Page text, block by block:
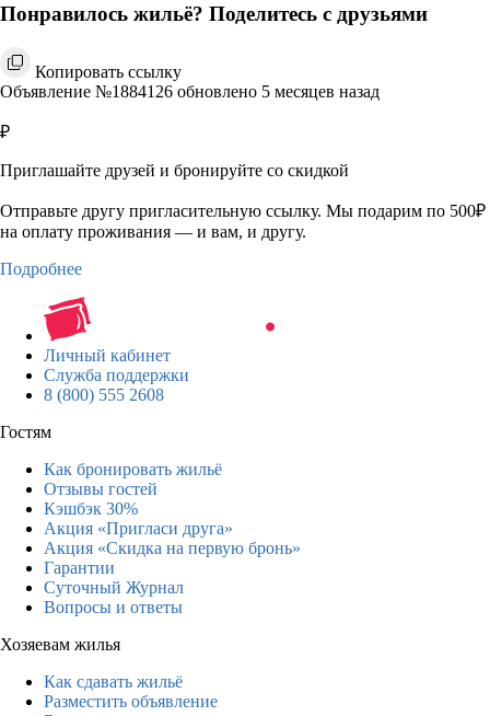
Понравилось жильё? Поделитесь с друзьями
Копировать ссылку
Объявление №1884126 обновлено 5 месяцев назад
₽
Приглашайте друзей и бронируйте со скидкой
Отправьте другу пригласительную ссылку. Мы подарим по 500₽
на оплату проживания — и вам, и другу.
Подробнее
Личный кабинет
Служба поддержки
8 (800) 555 2608
Гостям
Как бронировать жильё
Отзывы гостей
Кэшбэк 30%
Акция «Пригласи друга»
Акция «Скидка на первую бронь»
Гарантии
Суточный Журнал
Вопросы и ответы
Хозяевам жилья
Как сдавать жильё
Разместить объявление